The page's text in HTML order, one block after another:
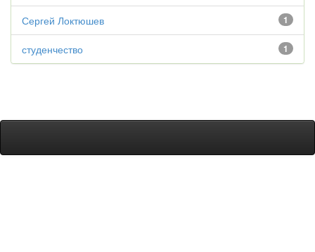
1
Сергей Локтюшев
1
студенчество